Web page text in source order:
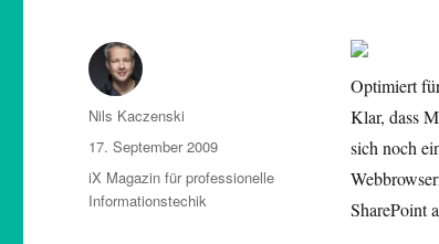
Optimiert
Klar, dass
sich noch
SharePoint
Autor
Nils Kaczenski
Veröffentlicht
am
17. September 2009
Kategorien
iX Magazin für professionelle
Informationstechik